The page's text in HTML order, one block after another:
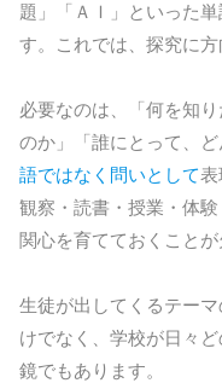
題」「ＡＩ」といった
す。これでは、探究に方
必要なのは、「何を知
のか」「誰にとって、ど
語ではなく問いとして表
観察・読書・授業・体
関心を育てておくことが
生徒が出してくるテー
けでなく、学校が日々
鏡でもあります。